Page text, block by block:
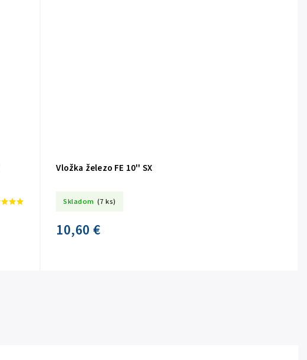
Vložka železo FE 10'' SX
Skladom (7 ks)
10,60 €